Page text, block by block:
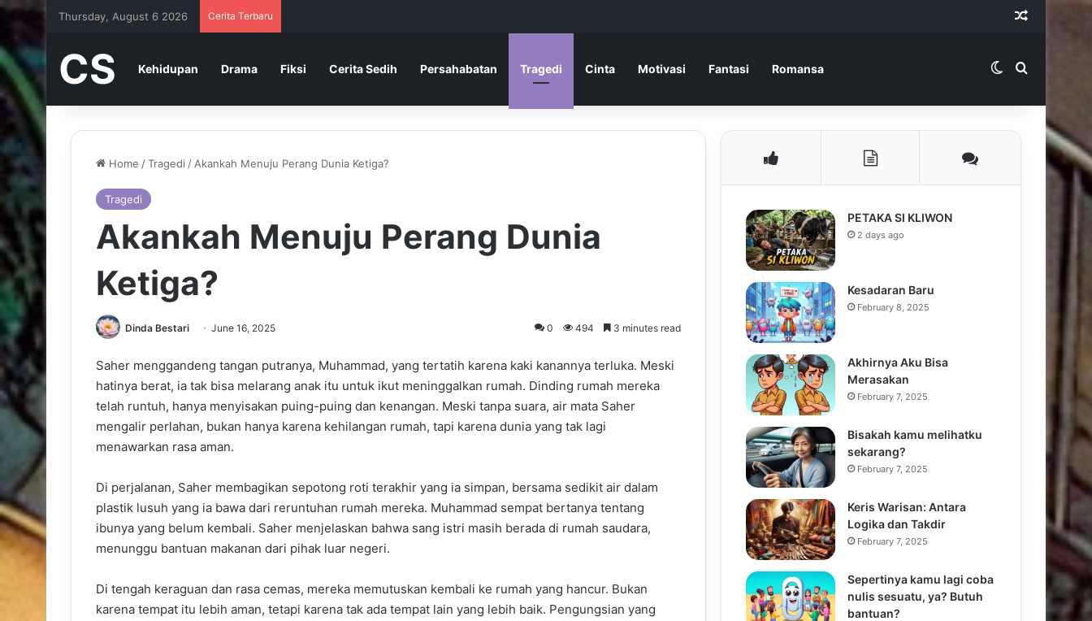
Thursday, August 6 2026 Cerita Terbaru Random
CS Kehidupan Drama Fiksi Cerita Sedih Persahabatan Tragedi Cinta Motivasi Fantasi Romansa Switch skin
Search for
Home /Tragedi / Akankah Menuju Perang Dunia Ketiga?
Tragedi
Akankah Menuju Perang Dunia
Ketiga?
Dinda Bestari June 16, 2025 0 494 3 minutes read
Saher menggandeng tangan putranya, Muhammad, yang tertatih karena kaki kanannya terluka. Meski
hatinya berat, ia tak bisa melarang anak itu untuk ikut meninggalkan rumah. Dinding rumah mereka
telah runtuh, hanya menyisakan puing-puing dan kenangan. Meski tanpa suara, air mata Saher
mengalir perlahan, bukan hanya karena kehilangan rumah, tapi karena dunia yang tak lagi
menawarkan rasa aman.
Di perjalanan, Saher membagikan sepotong roti terakhir yang ia simpan, bersama sedikit air dalam
plastik lusuh yang ia bawa dari reruntuhan rumah mereka. Muhammad sempat bertanya tentang
ibunya yang belum kembali. Saher menjelaskan bahwa sang istri masih berada di rumah saudara,
menunggu bantuan makanan dari pihak luar negeri.
Di tengah keraguan dan rasa cemas, mereka memutuskan kembali ke rumah yang hancur. Bukan
karena tempat itu lebih aman, tetapi karena tak ada tempat lain yang lebih baik. Pengungsian yang
PETAKA SI KLIWON
2 days ago
Kesadaran Baru
February 8, 2025
Akhirnya Aku Bisa
Merasakan
February 7, 2025
Bisakah kamu melihatku
sekarang?
February 7, 2025
Keris Warisan: Antara
Logika dan Takdir
February 7, 2025
Sepertinya kamu lagi coba
nulis sesuatu, ya? Butuh
bantuan?